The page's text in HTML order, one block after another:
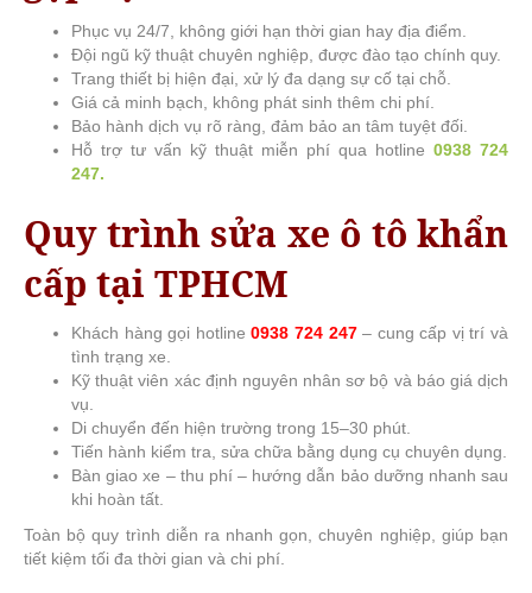
Phục vụ 24/7, không giới hạn thời gian hay địa điểm.
Đội ngũ kỹ thuật chuyên nghiệp, được đào tạo chính quy.
Trang thiết bị hiện đại, xử lý đa dạng sự cố tại chỗ.
Giá cả minh bạch, không phát sinh thêm chi phí.
Bảo hành dịch vụ rõ ràng, đảm bảo an tâm tuyệt đối.
Hỗ trợ tư vấn kỹ thuật miễn phí qua hotline 0938 724
247.
Quy trình sửa xe ô tô khẩn
cấp tại TPHCM
Khách hàng gọi hotline0938 724 247– cung cấp vị trí và
tình trạng xe.
Kỹ thuật viên xác định nguyên nhân sơ bộ và báo giá dịch
vụ.
Di chuyển đến hiện trường trong 15–30 phút.
Tiến hành kiểm tra, sửa chữa bằng dụng cụ chuyên dụng.
Bàn giao xe – thu phí – hướng dẫn bảo dưỡng nhanh sau
khi hoàn tất.
Toàn bộ quy trình diễn ra nhanh gọn, chuyên nghiệp, giúp bạn
tiết kiệm tối đa thời gian và chi phí.